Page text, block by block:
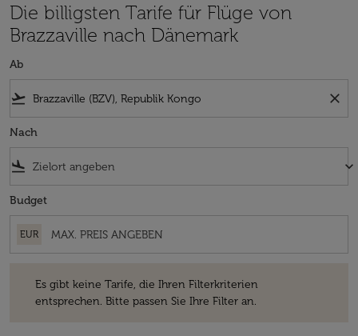
Die billigsten Tarife für Flüge von
Brazzaville nach Dänemark
Ab
flight_takeoff close
Nach
flight_land keyboard_arrow_down
Budget
EUR
Es gibt keine Tarife, die Ihren Filterkriterien
entsprechen. Bitte passen Sie Ihre Filter an.